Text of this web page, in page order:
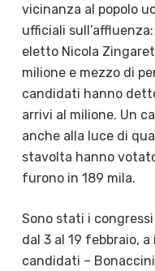
vicinanza al popolo
ufficiali
eletto Nicola
milione e mezzo di
candidati hanno
arrivi al milione. Un
anche alla luce di
stavolta hanno
furono in 189 mila.
Sono stati i
dal 3 al 19 febbraio,
candidati –